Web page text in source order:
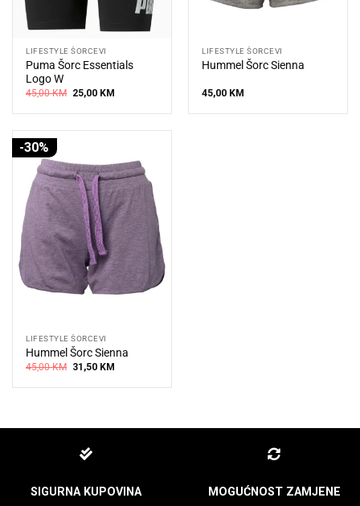
LIFESTYLE ŠORCEVI
Puma Šorc Essentials
Logo W
45,00KM Original
was:
25,00 KMCurrent
is:
LIFESTYLE ŠORCEVI
Hummel Šorc Sienna
45,00 KM
-30%
LIFESTYLE ŠORCEVI
Hummel Šorc Sienna
45,00KM Original
was:
31,50 KMCurrent
is:
SIGURNA KUPOVINA MOGUĆNOST ZAMJENE